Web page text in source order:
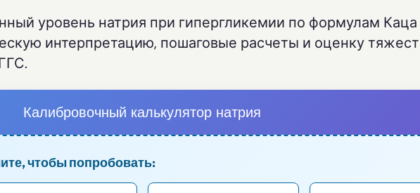
уровень натрия при гипергликемии по формулам
интерпретацию, пошаговые расчеты и оценку
Калибровочный калькулятор натрия
чтобы попробовать: